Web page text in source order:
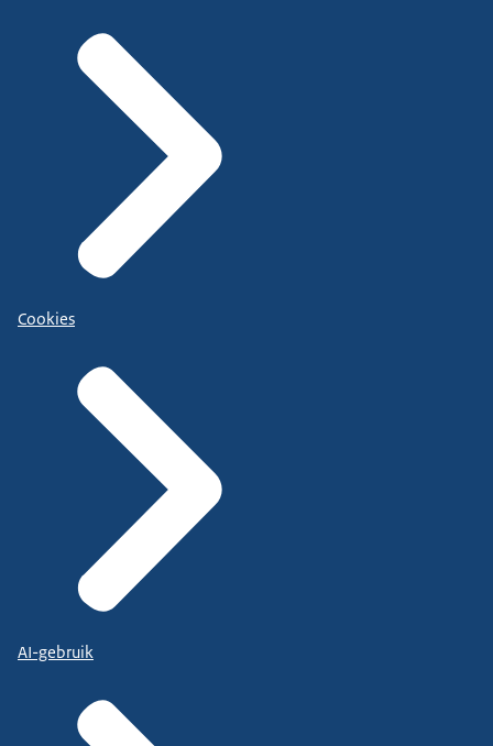
Cookies
AI-gebruik